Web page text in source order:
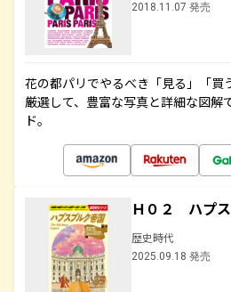
2018.11.07 発売
花の都パリでやるべき「見る」「買
厳選して、豊富な写真と詳細な図解
ド。
Ｈ０２ ハプ
歴史時代
2025.09.18 発売